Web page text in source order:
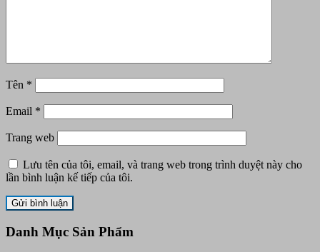
Tên *
Email *
Trang web
Lưu tên của tôi, email, và trang web trong trình duyệt này cho
lần bình luận kế tiếp của tôi.
Danh Mục Sản Phẩm